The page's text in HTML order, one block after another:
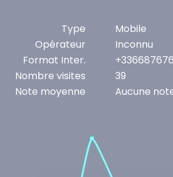
Type
Mobile
Opérateur
Inconnu
Format Inter.
Nombre visites
39
Note moyenne
Aucune